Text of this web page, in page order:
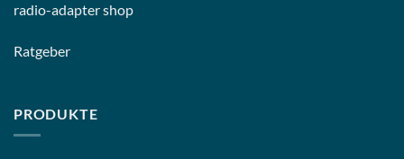
radio-adapter shop
Ratgeber
PRODUKTE